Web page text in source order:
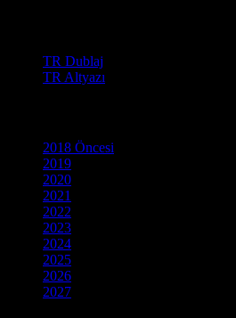
TR Dublaj
TR Altyazı
2018 Öncesi
2019
2020
2021
2022
2023
2024
2025
2026
2027